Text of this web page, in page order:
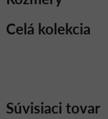
Celá kolekcia
Súvisiaci tovar